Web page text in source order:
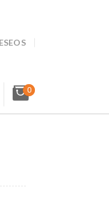
0